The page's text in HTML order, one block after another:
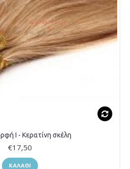
Ι - Κερατίνη σκέλη
€17,50
ΚΑΛΆΘΙ